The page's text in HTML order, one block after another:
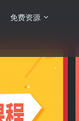
免费资源